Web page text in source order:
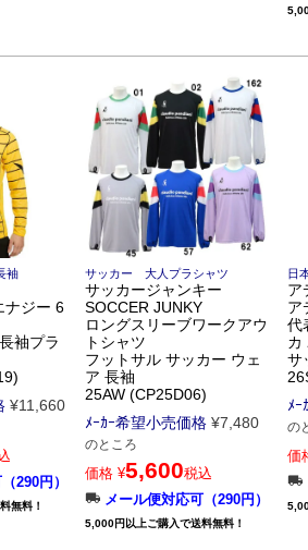
袖
ナジー 6
袖プラ
¥11,660
290円）
無料！
サッカー 大人プラシャツ
サッカージャンキー
SOCCER JUNKY
ロングスリーブワークアウ
トシャツ
フットサル サッカー ウェ
ア 長袖
25AW (CP25D06)
ﾒｰｶｰ希望小売価格 ¥7,480
のところ
価格 ¥5,600税込
メール便対応可（290円）
5,000円以上ご購入で送料無料！
日
ア
ア
代
カ
サ
ﾒｰ
の
価